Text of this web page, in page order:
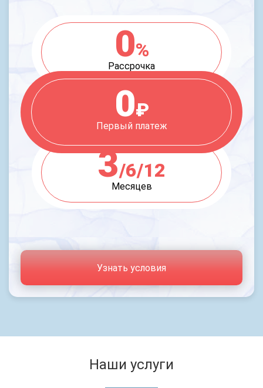
0%
Рассрочка
0₽
Первый платеж
3/6/12
Месяцев
Узнать условия
Наши услуги